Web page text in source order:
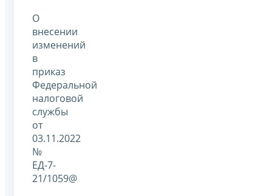
О
внесении
изменений
в
приказ
Федеральной
налоговой
службы
от
03.11.2022
№
ЕД-7-
21/1059@